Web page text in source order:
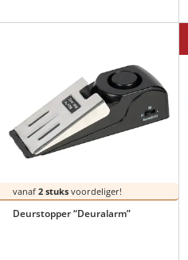
vanaf 2 stuks voordeliger!
Deurstopper “Deuralarm”